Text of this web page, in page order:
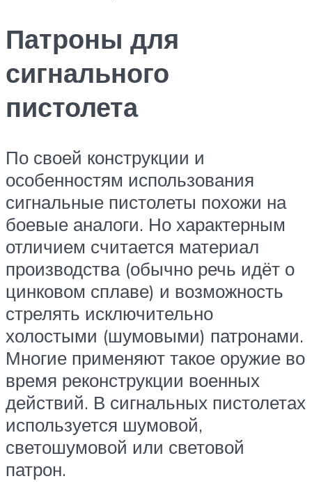
Патроны для
сигнального
пистолета
По своей конструкции и
особенностям использования
сигнальные пистолеты похожи на
боевые аналоги. Но характерным
отличием считается материал
производства (обычно речь идёт о
цинковом сплаве) и возможность
стрелять исключительно
холостыми (шумовыми) патронами.
Многие применяют такое оружие во
время реконструкции военных
действий. В сигнальных пистолетах
используется шумовой,
светошумовой или световой
патрон.